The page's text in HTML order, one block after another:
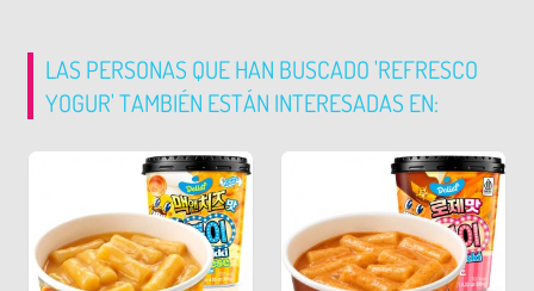
LAS PERSONAS QUE HAN BUSCADO 'REFRESCO
YOGUR' TAMBIÉN ESTÁN INTERESADAS EN: